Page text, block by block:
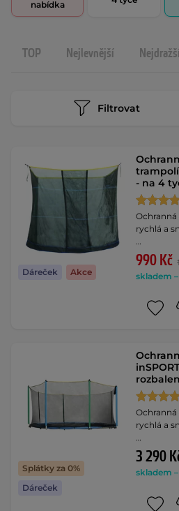
nabídka
TOP Nejlevnější
Filtrovat
Dáreček Akce
- na 4
Ochranná
rychlá a
…
990 Kč
skladem –
Splátky za 0%
Dáreček
Ochranná
rychlá a
…
3 290
skladem –